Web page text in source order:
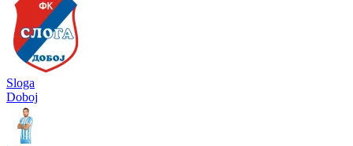
Sloga
Doboj